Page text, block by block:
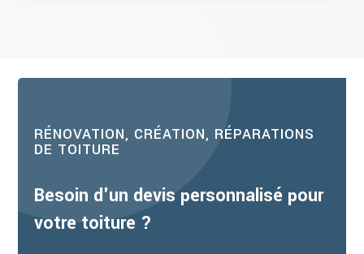
RÉNOVATION, CRÉATION, RÉPARATIONS
DE TOITURE
Besoin d'un devis personnalisé pour
votre toiture ?